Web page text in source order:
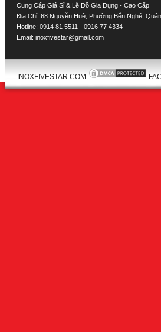
Cung Cấp Giá Sỉ & Lẽ Đồ Gia Dụng - Cao Cấp
Địa Chỉ: 68 Nguyễn Huệ, Phường Bến Nghé,
Hotline: 0914 81 5511 - 0916 77 4334
Email: inoxfivestar@gmail.com
INOXFIVESTAR.COM